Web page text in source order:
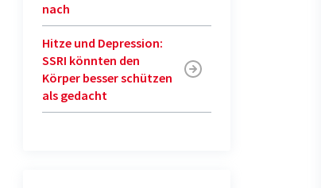
nach
Hitze und Depression:
SSRI könnten den
Körper besser schützen
als gedacht